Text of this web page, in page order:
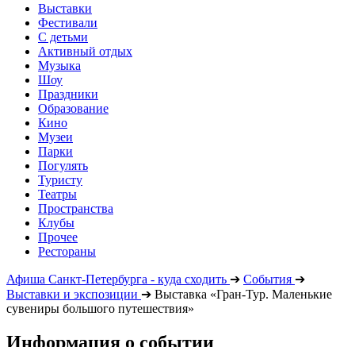
Выставки
Фестивали
С детьми
Активный отдых
Музыка
Шоу
Праздники
Образование
Кино
Музеи
Парки
Погулять
Туристу
Театры
Пространства
Клубы
Прочее
Рестораны
Афиша Санкт-Петербурга - куда сходить ➔ События ➔
Выставки и экспозиции ➔ Выставка «Гран-Тур. Маленькие
сувениры большого путешествия»
Информация о событии